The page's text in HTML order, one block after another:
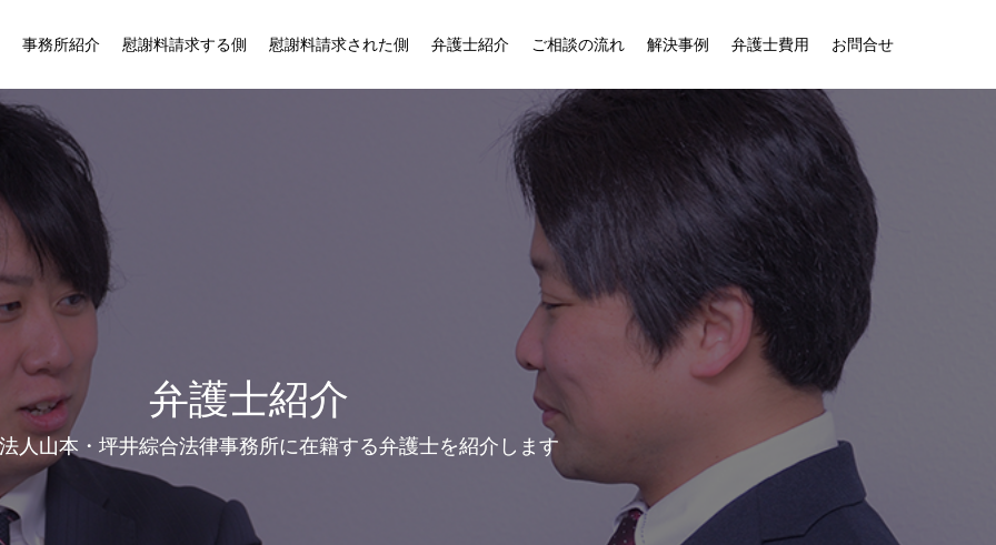
事務所紹介 慰謝料請求する側 慰謝料請求された側 弁護士紹介 ご相談の流れ 解決事例 弁護士費用 お問合せ
弁護士紹介
人山本・坪井綜合法律事務所に在籍する弁護士を紹介します